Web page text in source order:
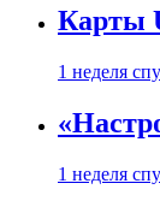
Карты
1 неделя
1 неделя